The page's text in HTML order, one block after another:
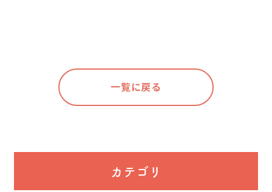
一覧に戻る
カテゴリ